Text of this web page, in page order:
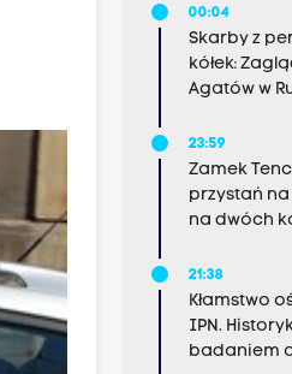
00:04
Skarby z
kółek:
Agatów w
23:59
Zamek
przystań na
na dwóch
21:38
Kłamstwo
IPN.
badaniem